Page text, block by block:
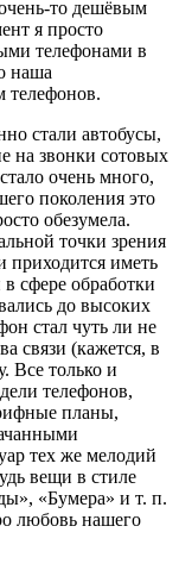
то дешёвым
я просто
телефонами в
наша
телефонов.
стали автобусы,
на звонки сотовых
очень много,
поколения это
обезумела.
точки зрения
приходится иметь
сфере обработки
до высоких
стал чуть ли не
связи (кажется, в
Все только и
телефонов,
планы,
тех же мелодий
вещи в стиле
«Бумера» и т. п.
любовь нашего